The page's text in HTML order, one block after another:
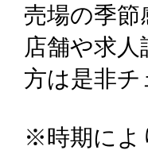
売場の季
店舗や求
方は是非
※時期によ